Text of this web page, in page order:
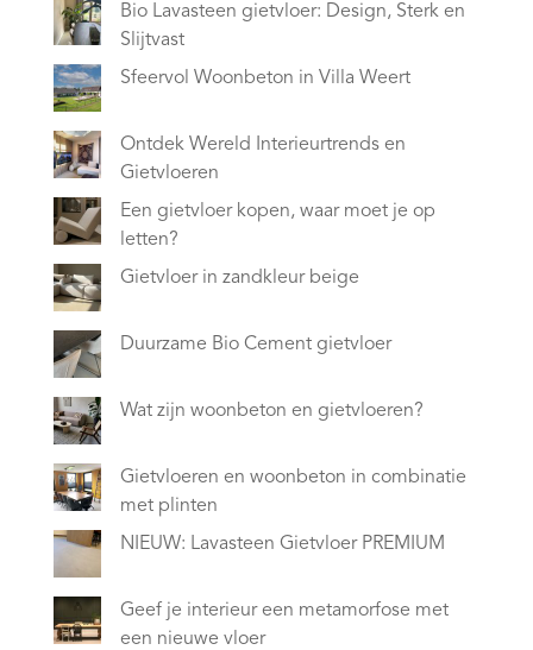
Bio Lavasteen gietvloer: Design, Sterk en
Slijtvast
Sfeervol Woonbeton in Villa Weert
Ontdek Wereld Interieurtrends en
Gietvloeren
Een gietvloer kopen, waar moet je op
letten?
Gietvloer in zandkleur beige
Duurzame Bio Cement gietvloer
Wat zijn woonbeton en gietvloeren?
Gietvloeren en woonbeton in combinatie
met plinten
NIEUW: Lavasteen Gietvloer PREMIUM
Geef je interieur een metamorfose met
een nieuwe vloer